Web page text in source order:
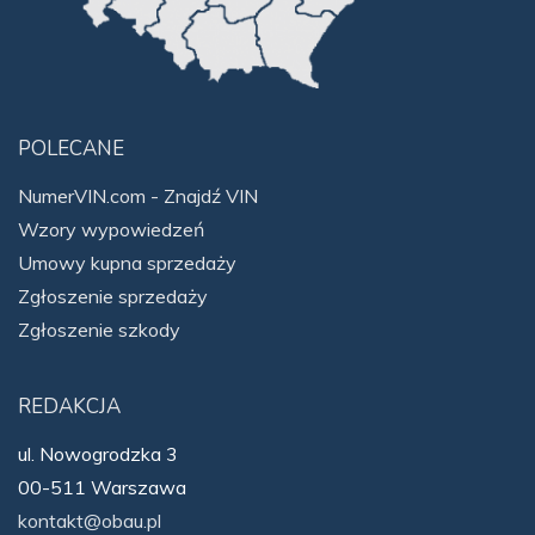
POLECANE
NumerVIN.com - Znajdź VIN
Wzory wypowiedzeń
Umowy kupna sprzedaży
Zgłoszenie sprzedaży
Zgłoszenie szkody
REDAKCJA
ul. Nowogrodzka 3
00-511 Warszawa
kontakt@obau.pl